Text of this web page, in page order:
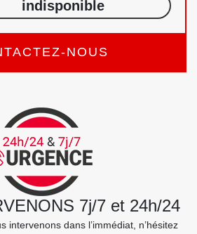
indisponible
NOUS
7j/7 et 24h/24
intervenons dans l’immédiat, n’hésitez